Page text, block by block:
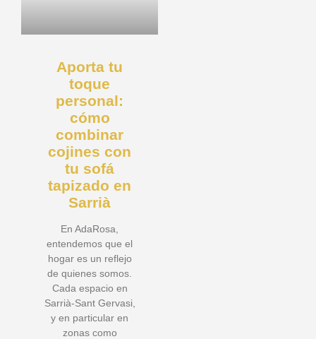
Aporta tu
toque
personal:
cómo
combinar
cojines con
tu sofá
tapizado en
Sarrià
En AdaRosa,
entendemos que el
hogar es un reflejo
de quienes somos.
Cada espacio en
Sarrià-Sant Gervasi,
y en particular en
zonas como